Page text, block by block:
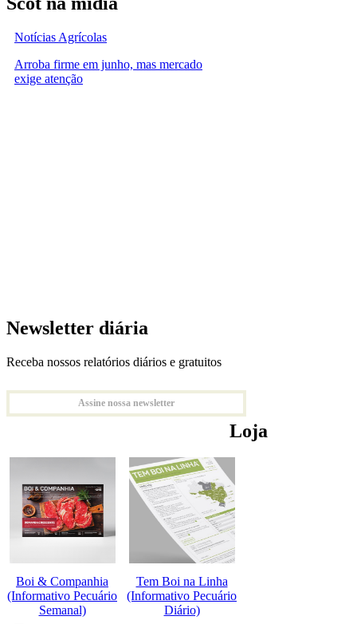
Notícias Agrícolas
Arroba firme em junho, mas mercado
exige atenção
Newsletter diária
Receba nossos relatórios diários e gratuitos
Assine nossa newsletter
Loja
Boi & Companhia
(Informativo Pecuário
Semanal)
Tem Boi na Linha
(Informativo Pecuário
Diário)